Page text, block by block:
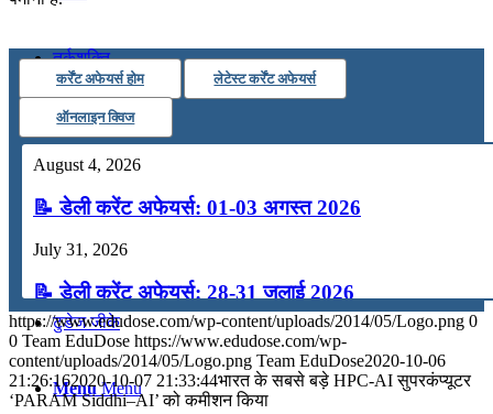
तर्कशक्ति
कंप्यूटर
मॉक टेस्ट
टुडेज जीके
Menu Menu
कर्रेंट अफेयर्स होम लेटेस्ट कर्रेंट अफेयर्स
ऑनलाइन क्विज
August 4, 2026
📝 डेली करेंट अफेयर्स: 01-03 अगस्त 2026
July 31, 2026
📝 डेली करेंट अफेयर्स: 28-31 जुलाई 2026
July 28, 2026
📝 डेली करेंट अफेयर्स: 25-27 जुलाई 2026
https://www.edudose.com/wp-content/uploads/2014/05/Logo.png 0
0 Team EduDose https://www.edudose.com/wp-
content/uploads/2014/05/Logo.png Team EduDose2020-10-06
21:26:162020-10-07 21:33:44भारत के सबसे बड़े HPC-AI सुपरकंप्यूटर
‘PARAM Siddhi–AI’ को कमीशन किया